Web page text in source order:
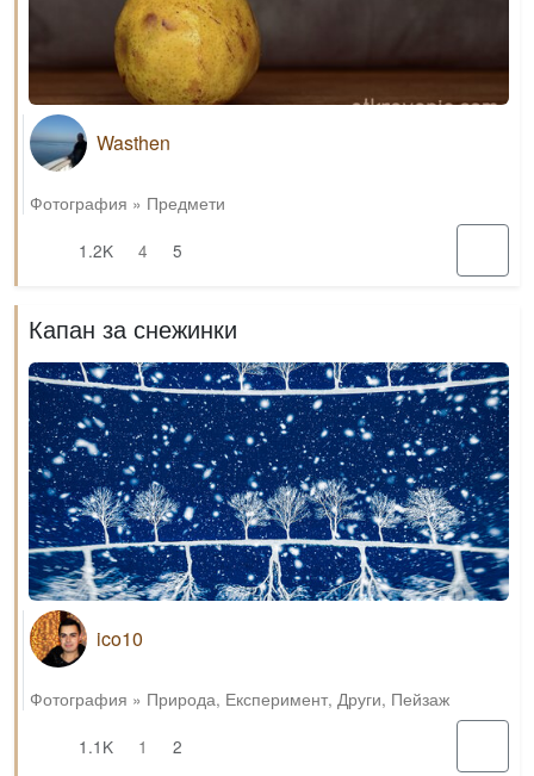
Wasthen
Фотография » Предмети
1.2K
4 5
Капан за снежинки
ico10
Фотография » Природа, Експеримент, Други, Пейзаж
1.1K
1 2